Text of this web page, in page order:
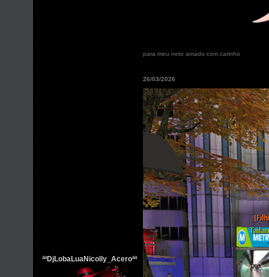
para meu neto amado com carinho
ªªDjLobaLuaNicolly_Aceroªª
26/03/2026